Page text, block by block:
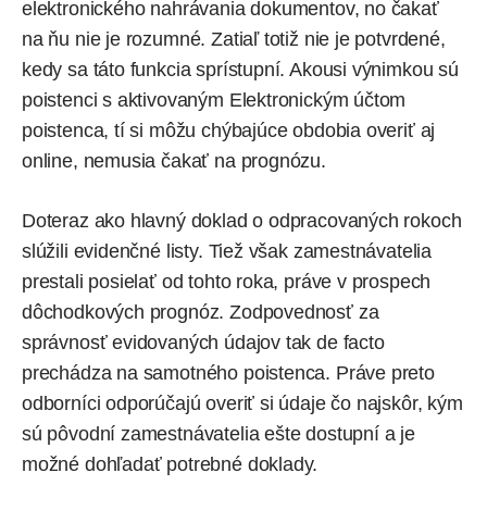
elektronického nahrávania dokumentov, no čakať
na ňu nie je rozumné. Zatiaľ totiž nie je potvrdené,
kedy sa táto funkcia sprístupní. Akousi výnimkou sú
poistenci s aktivovaným Elektronickým účtom
poistenca, tí si môžu chýbajúce obdobia overiť aj
online, nemusia čakať na prognózu.
Doteraz ako hlavný doklad o odpracovaných rokoch
slúžili evidenčné listy. Tiež však zamestnávatelia
prestali posielať od tohto roka, práve v prospech
dôchodkových prognóz. Zodpovednosť za
správnosť evidovaných údajov tak de facto
prechádza na samotného poistenca. Práve preto
odborníci odporúčajú overiť si údaje čo najskôr, kým
sú pôvodní zamestnávatelia ešte dostupní a je
možné dohľadať potrebné doklady.